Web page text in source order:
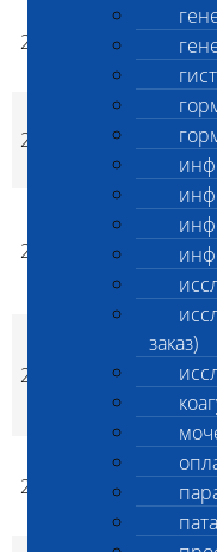
заказ)
2412
Синдром
верхних
путей (BOAS
2413
Мышечная
Дистрофия
GR)
2414
сетчатки c
собака (EOPRA)
2415
дискинезия
пшеничных
2416
лап